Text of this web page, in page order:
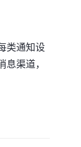
类通知设
渠道，